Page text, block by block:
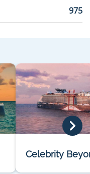
975
Celebrity